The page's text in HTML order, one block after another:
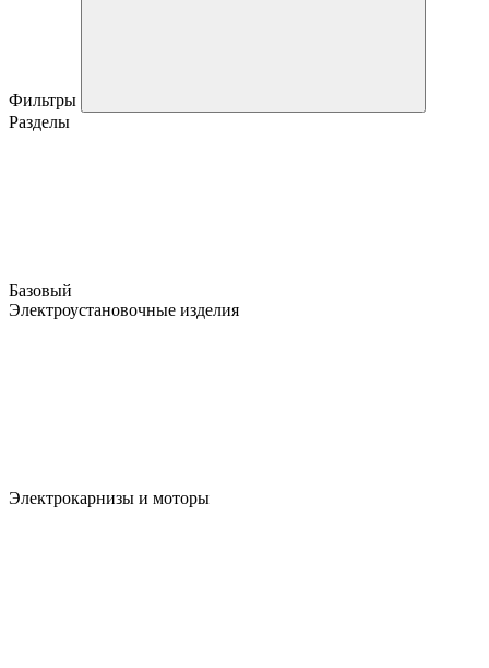
Фильтры
Разделы
Базовый
Электроустановочные изделия
Электрокарнизы и моторы